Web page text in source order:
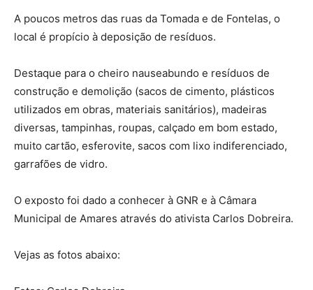
A poucos metros das ruas da Tomada e de Fontelas, o
local é propício à deposição de resíduos.
Destaque para o cheiro nauseabundo e resíduos de
construção e demolição (sacos de cimento, plásticos
utilizados em obras, materiais sanitários), madeiras
diversas, tampinhas, roupas, calçado em bom estado,
muito cartão, esferovite, sacos com lixo indiferenciado,
garrafões de vidro.
O exposto foi dado a conhecer à GNR e à Câmara
Municipal de Amares através do ativista Carlos Dobreira.
Vejas as fotos abaixo: